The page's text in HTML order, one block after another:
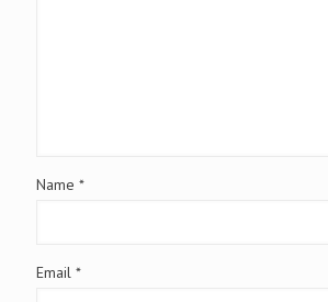
Name *
Email *